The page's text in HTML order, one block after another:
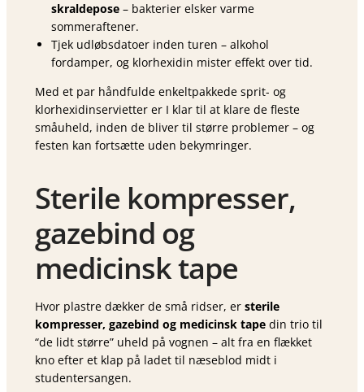
skraldepose – bakterier elsker varme
sommeraftener.
Tjek udløbsdatoer inden turen – alkohol
fordamper, og klorhexidin mister effekt over tid.
Med et par håndfulde enkeltpakkede sprit- og
klorhexidinservietter er I klar til at klare de fleste
småuheld, inden de bliver til større problemer – og
festen kan fortsætte uden bekymringer.
Sterile kompresser,
gazebind og
medicinsk tape
Hvor plastre dækker de små ridser, er sterile
kompresser, gazebind og medicinsk tape din trio til
“de lidt større” uheld på vognen – alt fra en flækket
kno efter et klap på ladet til næseblod midt i
studentersangen.